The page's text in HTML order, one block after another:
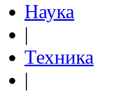
Наука
|
Техника
|